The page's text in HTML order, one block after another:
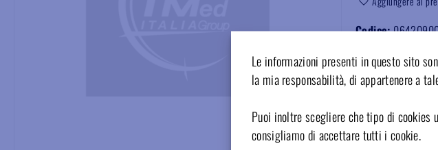
Le informazioni presenti in questo sito
la mia responsabilità, di appartenere a
Puoi inoltre scegliere che tipo di cookies
consigliamo di accettare tutti i cookie.
Codice: